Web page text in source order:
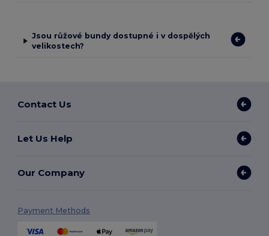
Jsou růžové bundy dostupné i v dospělých
velikostech?
Contact Us
Let Us Help
Our Company
Payment Methods